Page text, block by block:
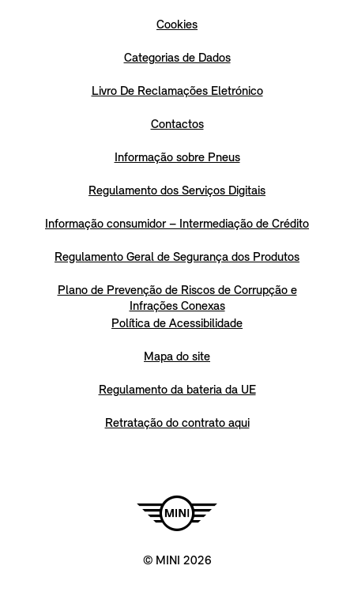
Cookies
Categorias de Dados
Livro De Reclamações Eletrónico
Contactos
Informação sobre Pneus
Regulamento dos Serviços Digitais
Informação consumidor – Intermediação de Crédito
Regulamento Geral de Segurança dos Produtos
Plano de Prevenção de Riscos de Corrupção e
Infrações Conexas
Política de Acessibilidade
Mapa do site
Regulamento da bateria da UE
Retratação do contrato aqui
© MINI 2026